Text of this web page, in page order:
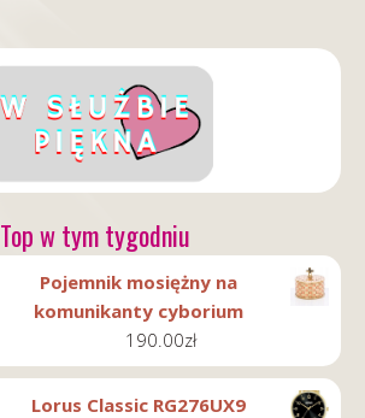
Top w tym tygodniu
Pojemnik mosiężny na
komunikanty cyborium
190.00zł
Lorus Classic RG276UX9